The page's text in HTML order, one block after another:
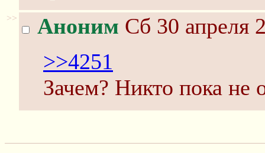
>> Аноним Сб 30 апреля
>>4251
Зачем? Никто пока не